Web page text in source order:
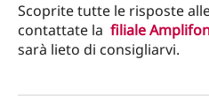
Scoprite tutte le risposte
contattate la filiale
sarà lieto di consigliarvi.